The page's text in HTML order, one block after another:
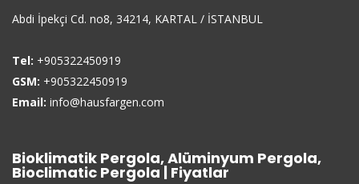
Abdi İpekçi Cd. no8, 34214, KARTAL / İSTANBUL
Tel: +905322450919
GSM: +905322450919
Email: info@hausfargen.com
Bioklimatik Pergola, Alüminyum Pergola,
Bioclimatic Pergola | Fiyatlar